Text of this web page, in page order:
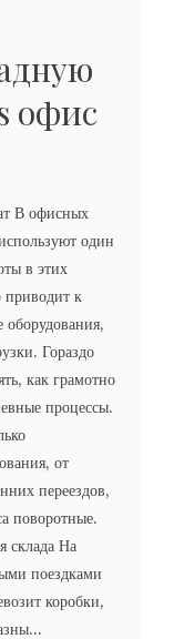
офис
В офисных
один
в этих
приводит к
Гораздо
как грамотно
процессы.
от
переездов,
поворотные.
склада На
поездками
коробки,